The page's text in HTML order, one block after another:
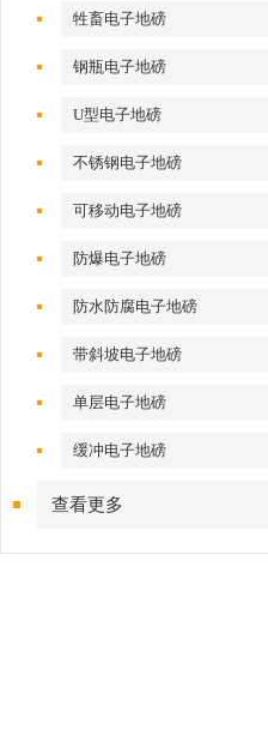
牲畜电子地磅
钢瓶电子地磅
U型电子地磅
不锈钢电子地磅
可移动电子地磅
防爆电子地磅
防水防腐电子地磅
带斜坡电子地磅
单层电子地磅
缓冲电子地磅
查看更多